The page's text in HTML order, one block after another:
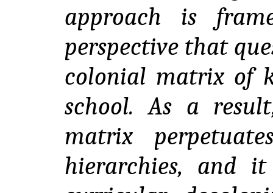
approach is
perspective that
colonial matrix of
school. As a
matrix
hierarchies, and it